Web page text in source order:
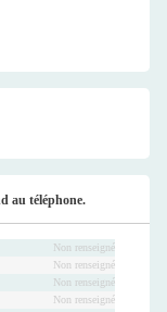
au téléphone.
Non renseigné
Non renseigné
Non renseigné
Non renseigné